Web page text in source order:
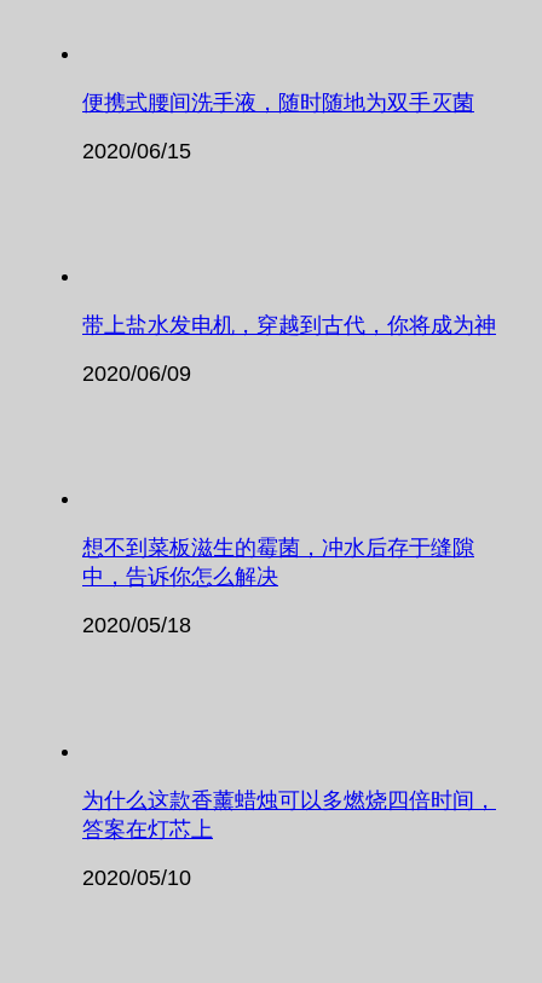
便携式腰间洗手液，随时随地为双手灭菌
2020/06/15
带上盐水发电机，穿越到古代，你将成为神
2020/06/09
想不到菜板滋生的霉菌，冲水后存于缝隙
中，告诉你怎么解决
2020/05/18
为什么这款香薰蜡烛可以多燃烧四倍时间，
答案在灯芯上
2020/05/10